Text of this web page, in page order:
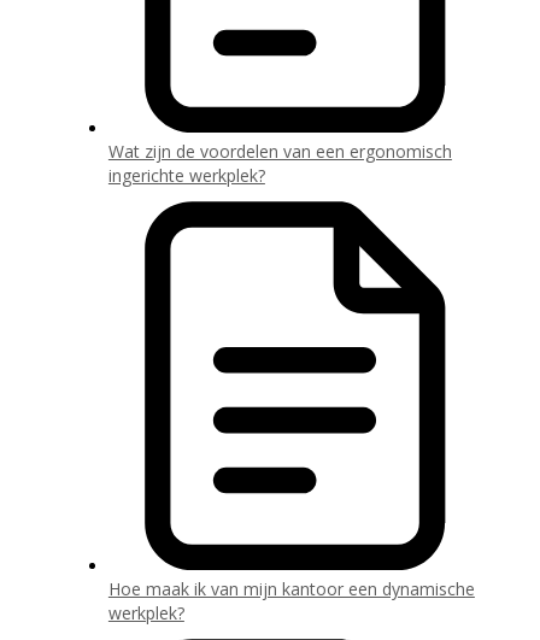
Wat zijn de voordelen van een ergonomisch
ingerichte werkplek?
Hoe maak ik van mijn kantoor een dynamische
werkplek?